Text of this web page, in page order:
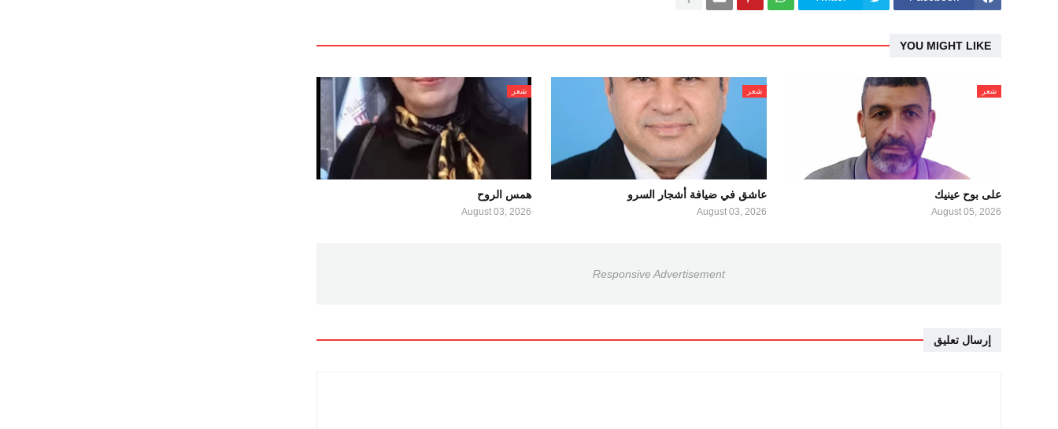
YOU MIGHT LIKE
شعر
على بوح عينيك
August 05, 2026
شعر
عاشق في ضيافة أشجار السرو
August 03, 2026
شعر
همس الروح
August 03, 2026
Responsive Advertisement
إرسال تعليق